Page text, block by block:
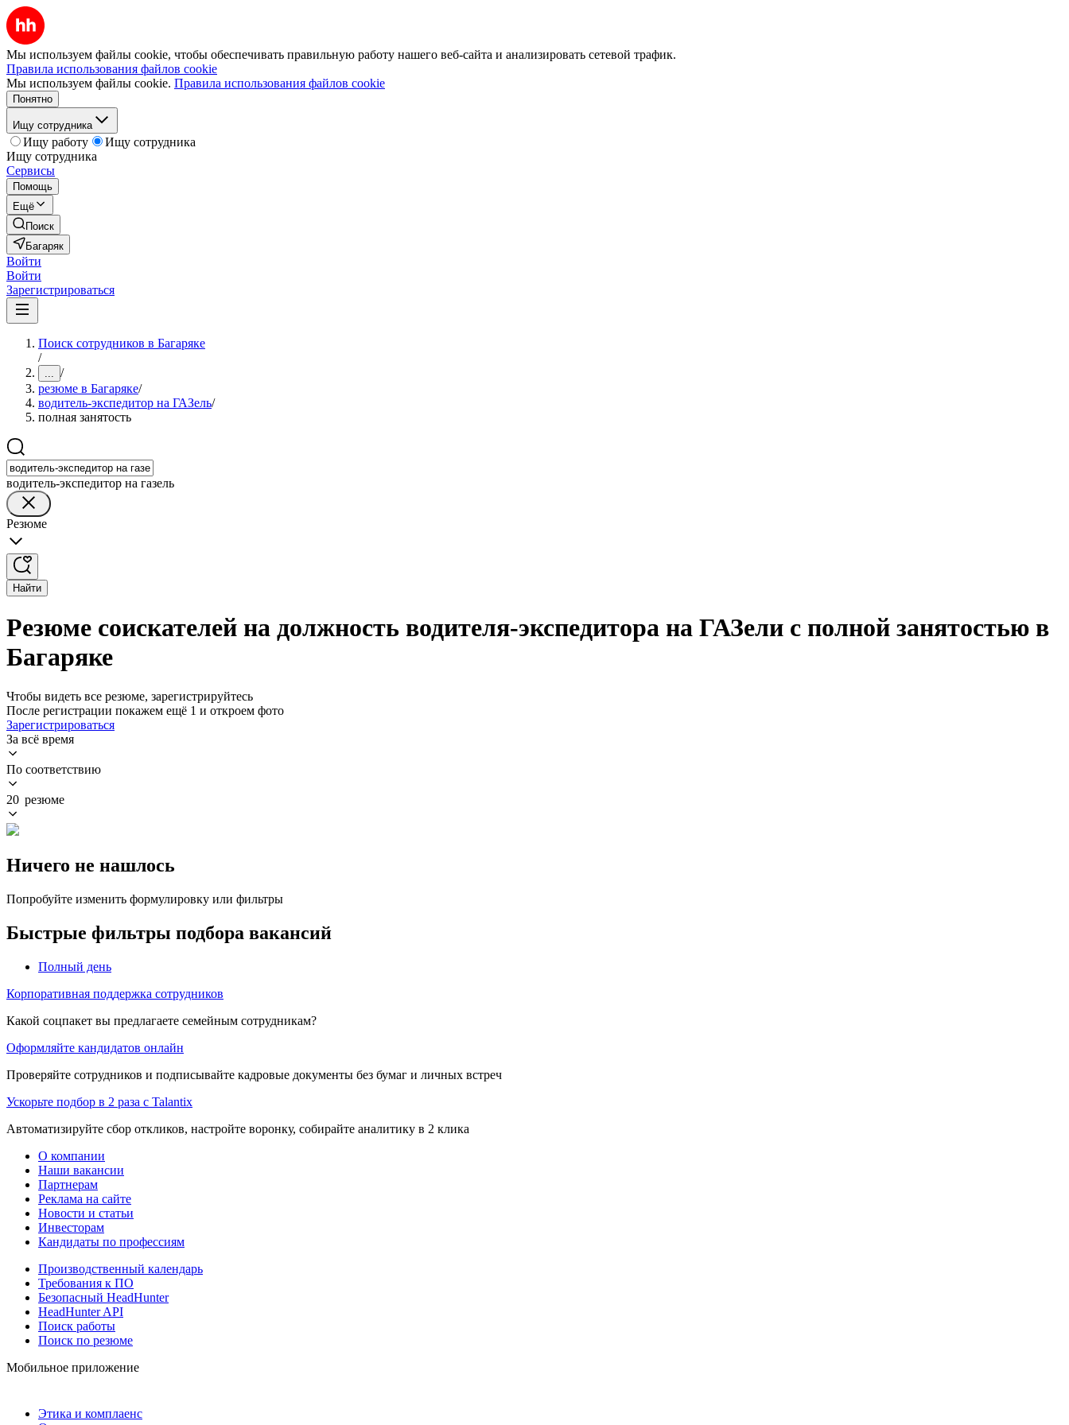
Мы используем файлы cookie, чтобы обеспечивать правильную работу нашего веб-сайта и анализировать сетевой трафик.
Правила использования файлов cookie
Мы используем файлы cookie. Правила использования файлов cookie
Понятно
Ищу сотрудника
Ищу работу
Ищу сотрудника
Ищу сотрудника
Сервисы
Помощь
Ещё
Поиск
Багаряк
Войти
Войти
Зарегистрироваться
Поиск сотрудников в Багаряке
/
... /
резюме в Багаряке/
водитель-экспедитор на ГАЗель/
полная занятость
водитель-экспедитор на газель
Резюме
Найти
Резюме соискателей на должность водителя-экспедитора на ГАЗели с полной занятостью в
Багаряке
Чтобы видеть все резюме, зарегистрируйтесь
После регистрации покажем ещё 1 и откроем фото
Зарегистрироваться
За всё время
По соответствию
20 резюме
Ничего не нашлось
Попробуйте изменить формулировку или фильтры
Быстрые фильтры подбора вакансий
Полный день
Корпоративная поддержка сотрудников
Какой соцпакет вы предлагаете семейным сотрудникам?
Оформляйте кандидатов онлайн
Проверяйте сотрудников и подписывайте кадровые документы без бумаг и личных встреч
Ускорьте подбор в 2 раза с Talantix
Автоматизируйте сбор откликов, настройте воронку, собирайте аналитику в 2 клика
О компании
Наши вакансии
Партнерам
Реклама на сайте
Новости и статьи
Инвесторам
Кандидаты по профессиям
Производственный календарь
Требования к ПО
Безопасный HeadHunter
HeadHunter API
Поиск работы
Поиск по резюме
Мобильное приложение
Этика и комплаенс